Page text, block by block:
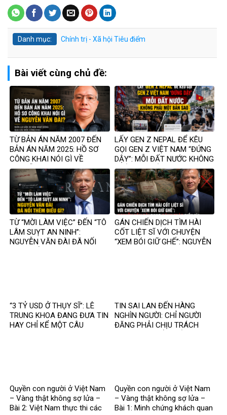
Danh mục: Chính trị - Xã hội Tiêu điểm
Bài viết cùng chủ đề:
TỪ BẢN ÁN NĂM 2007 ĐẾN
BẢN ÁN NĂM 2025: HỒ SƠ
CÔNG KHAI NÓI GÌ VỀ
NGUYỄN VĂN ĐÀI?
LẤY GEN Z NEPAL ĐỂ KÊU
GỌI GEN Z VIỆT NAM “ĐỨNG
DẬY”: MỖI ĐẤT NƯỚC KHÔNG
PHẢI MỘT BẢN SAO
TỪ “MỜI LÀM VIỆC” ĐẾN “TÔ
LÂM SUỴT AN NINH”:
NGUYỄN VĂN ĐÀI ĐÃ NỐI
GÁN CHIẾN DỊCH TÌM HÀI
CỐT LIỆT SĨ VỚI CHUYỆN
“XEM BÓI GIỮ GHẾ”: NGUYỄN
“3 TỶ USD Ở THỤY SĨ”: LÊ
TRUNG KHOA ĐANG ĐƯA TIN
HAY CHỈ KỂ MỘT CÂU
TIN SAI LAN ĐẾN HÀNG
NGHÌN NGƯỜI: CHỈ NGƯỜI
ĐĂNG PHẢI CHỊU TRÁCH
Quyền con người ở Việt Nam
– Vàng thật không sợ lửa –
Bài 2: Việt Nam thực thi các
Quyền con người ở Việt Nam
– Vàng thật không sợ lửa –
Bài 1: Minh chứng khách quan